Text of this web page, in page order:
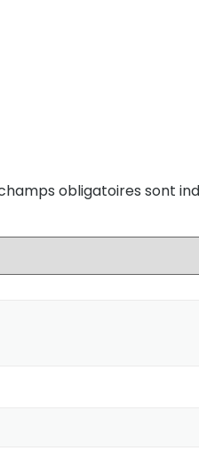
obligatoires sont